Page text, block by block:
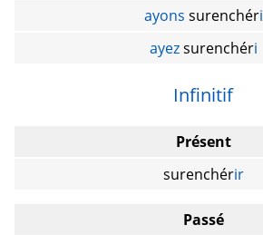
ayons surenchéri
ayezsurenchéri
Infinitif
Présent
surenchérir
Passé